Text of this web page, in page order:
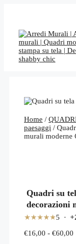
Home /
paesaggi /
murali moderne
Quadri su
decorazioni
★★★★★5 ·
€16,00 - €60,00